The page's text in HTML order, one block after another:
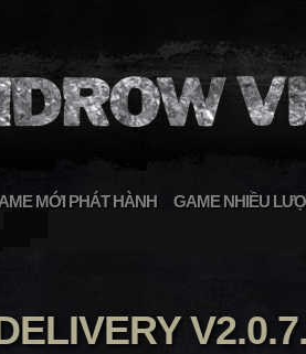
MỚI PHÁT HÀNH GAME NHIỀU